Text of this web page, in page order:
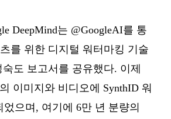
DeepMind는 @GoogleAI를 통
를 위한 디지털 워터마킹 기술
숙도 보고서를 공유했다. 이제
이미지와 비디오에 SynthID 워
으며, 여기에 6만 년 분량의